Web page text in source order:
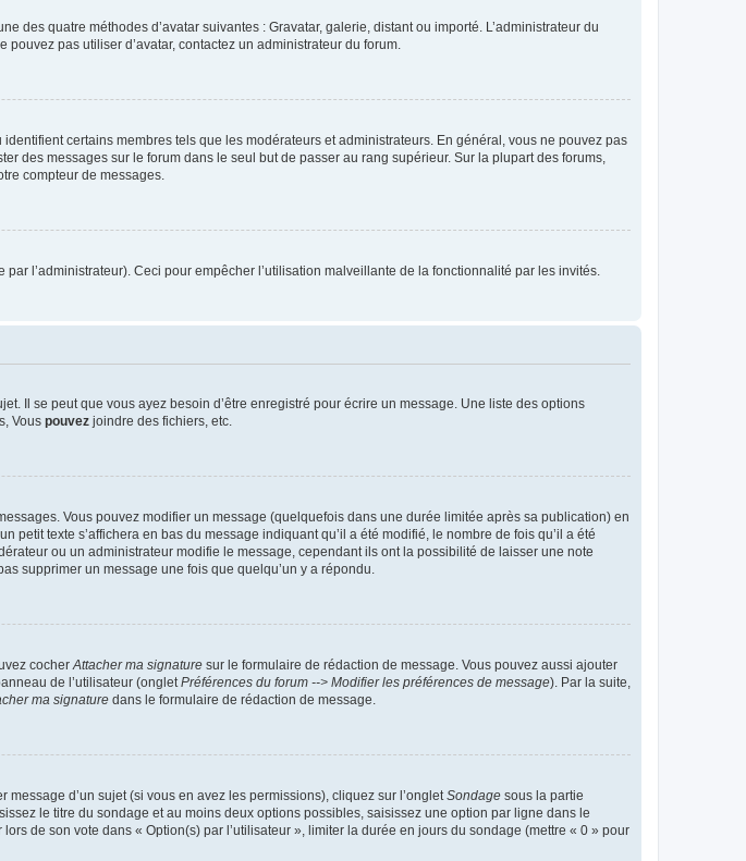
des quatre méthodes d’avatar suivantes : Gravatar, galerie, distant ou importé. L’administrateur du
pas utiliser d’avatar, contactez un administrateur du forum.
certains membres tels que les modérateurs et administrateurs. En général, vous ne pouvez pas
des messages sur le forum dans le seul but de passer au rang supérieur. Sur la plupart des forums,
compteur de messages.
l’administrateur). Ceci pour empêcher l’utilisation malveillante de la fonctionnalité par les invités.
Il se peut que vous ayez besoin d’être enregistré pour écrire un message. Une liste des options
Vous pouvez joindre des fichiers, etc.
Vous pouvez modifier un message (quelquefois dans une durée limitée après sa publication) en
texte s’affichera en bas du message indiquant qu’il a été modifié, le nombre de fois qu’il a été
ou un administrateur modifie le message, cependant ils ont la possibilité de laisser une note
supprimer un message une fois que quelqu’un y a répondu.
cocher Attacher ma signature sur le formulaire de rédaction de message. Vous pouvez aussi ajouter
de l’utilisateur (onglet Préférences du forum --> Modifier les préférences de message). Par la suite,
ma signature dans le formulaire de rédaction de message.
d’un sujet (si vous en avez les permissions), cliquez sur l’onglet Sondage sous la partie
le titre du sondage et au moins deux options possibles, saisissez une option par ligne dans le
de son vote dans « Option(s) par l’utilisateur », limiter la durée en jours du sondage (mettre « 0 » pour